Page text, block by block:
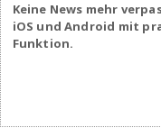
Keine News mehr
iOS und Android mit
Funktion.